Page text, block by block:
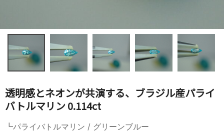
透明感とネオンが共演する、ブラジル産パライ
バトルマリン 0.114ct
┗パライバトルマリン / グリーンブルー